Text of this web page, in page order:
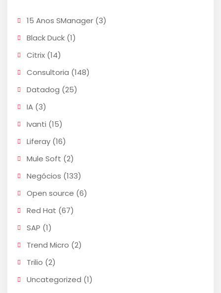
15 Anos SManager (3)
Black Duck (1)
Citrix (14)
Consultoria (148)
Datadog (25)
IA (3)
Ivanti (15)
Liferay (16)
Mule Soft (2)
Negócios (133)
Open source (6)
Red Hat (67)
SAP (1)
Trend Micro (2)
Trilio (2)
Uncategorized (1)